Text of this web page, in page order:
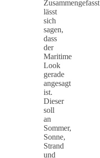
Zusammengefasst
lässt
sich
sagen,
dass
der
Maritime
Look
gerade
angesagt
ist.
Dieser
soll
an
Sommer,
Sonne,
Strand
und